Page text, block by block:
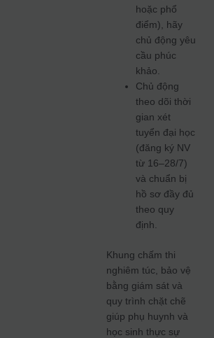
hoặc phổ
điểm), hãy
chủ động yêu
cầu phúc
khảo.
Chủ động
theo dõi thời
gian xét
tuyển đại học
(đăng ký NV
từ 16–28/7)
và chuẩn bị
hồ sơ đầy đủ
theo quy
định.
Khung chấm thi
nghiêm túc, bảo vệ
bằng giám sát và
quy trình chặt chẽ
giúp phụ huynh và
học sinh thực sự